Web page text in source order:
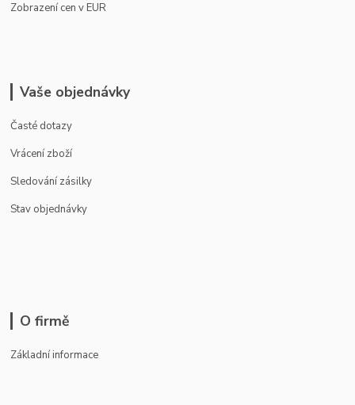
Zobrazení cen v EUR
Vaše objednávky
Časté dotazy
Vrácení zboží
Sledování zásilky
Stav objednávky
O firmě
Základní informace